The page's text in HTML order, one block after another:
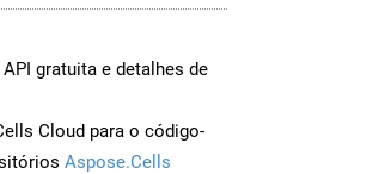
gratuita e detalhes de
Cloud para o código-
Aspose.Cells